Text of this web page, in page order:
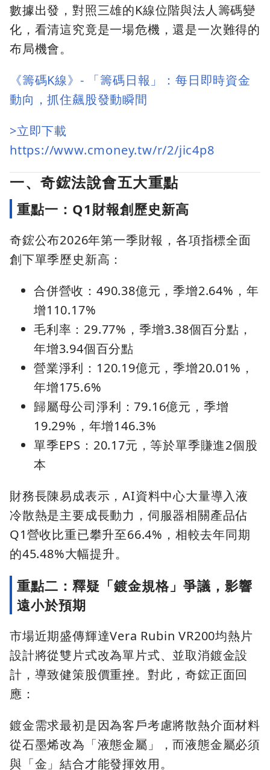
數據出發，對照三雄的K線位階與法人籌碼變
化，看清這究竟是一場危機，還是一次難得的
布局機會。
《籌碼K線》- 「籌碼日報」：每日即時資金
動向，抓住飆股發動瞬間
>立即下載
https://www.cmoney.tw/r/2/jic4p8
一、奇鋐法說會五大重點
重點一：Q1財報創歷史新高
奇鋐公布2026年第一季財報，各項指標全面
創下單季歷史新高：
合併營收：490.38億元，季增2.64%，年
增110.17%
毛利率：29.77%，季增3.38個百分點，
年增3.94個百分點
營業淨利：120.19億元，季增20.01%，
年增175.6%
歸屬母公司淨利：79.16億元，季增
19.29%，年增146.3%
單季EPS：20.17元，等於單季賺進2個股
本
財務長陳易成表示，AI資料中心大量導入液
冷散熱是主要成長動力，伺服器相關產品佔
Q1營收比重已攀升至66.4%，相較去年同期
的45.48%大幅提升。
重點二：釋疑「鍍金規格」爭議，影響
遠小於預期
市場近期盛傳輝達Vera Rubin VR200均熱片
設計將從雙片式改為單片式、並取消鍍金設
計，導致健策股價重挫。對此，奇鋐正面回
應：
鍍金需求最初是因為客戶考慮將散熱介面材料
從石墨烯改為「液態金屬」，而液態金屬必須
與「金」結合才能發揮效用。